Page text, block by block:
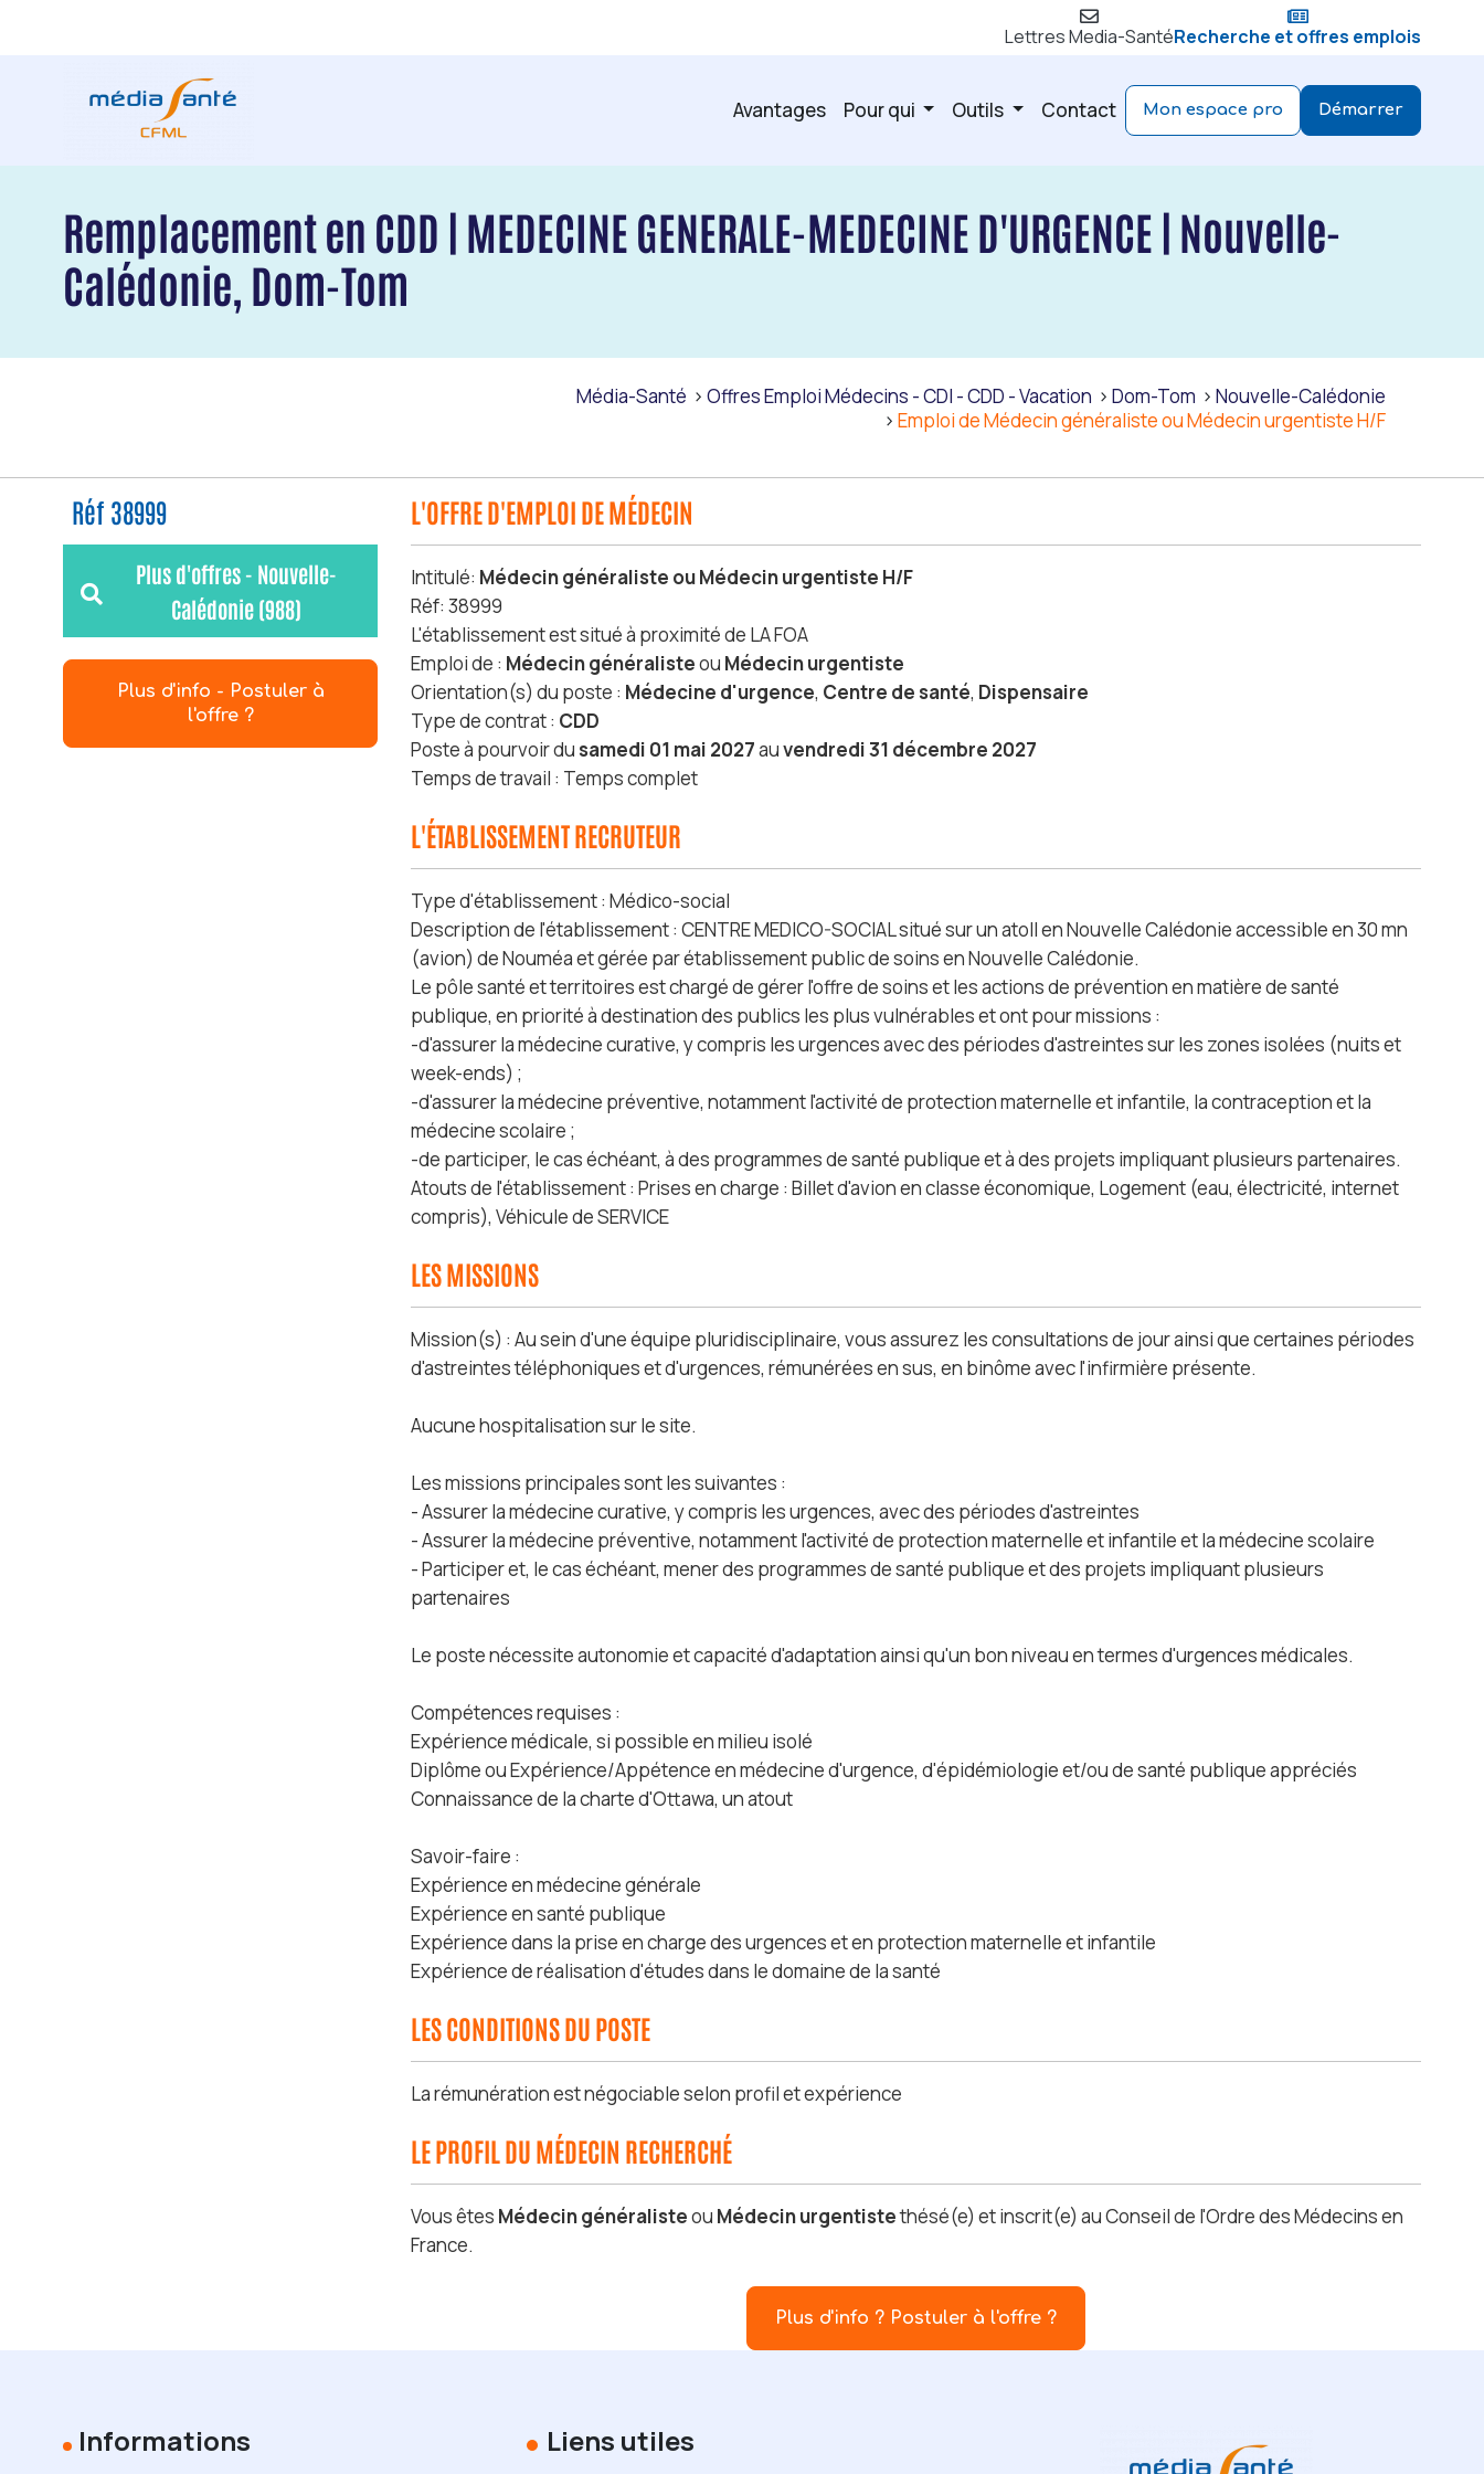
Lettres Media-SantéRecherche et offres emplois
Avantages Pour qui Outils Contact Démarrer
Mon espace pro
Remplacement en CDD | MEDECINE GENERALE-MEDECINE D'URGENCE | Nouvelle-
Calédonie, Dom-Tom
Média-Santé Offres Emploi Médecins - CDI - CDD - Vacation Dom-Tom
Nouvelle-Calédonie
Emploi de Médecin généraliste ou Médecin urgentiste H/F
Réf 38999
Plus d'offres - Nouvelle-
Calédonie (988)
Plus d'info - Postuler à
l'offre ?
L'OFFRE D'EMPLOI DE MÉDECIN
Intitulé: Médecin généraliste ou Médecin urgentiste H/F
Réf: 38999
L'établissement est situé à proximité de LA FOA
Emploi de : Médecin généralisteou Médecin urgentiste
Orientation(s) du poste : Médecine d'urgence, Centre de santé, Dispensaire
Type de contrat : CDD
Poste à pourvoir du samedi 01 mai 2027auvendredi 31 décembre 2027
Temps de travail : Temps complet
L'ÉTABLISSEMENT RECRUTEUR
Type d'établissement : Médico-social
Description de l'établissement : CENTRE MEDICO-SOCIAL situé sur un atoll en Nouvelle Calédonie accessible en 30 mn
(avion) de Nouméa et gérée par établissement public de soins en Nouvelle Calédonie.
Le pôle santé et territoires est chargé de gérer l'offre de soins et les actions de prévention en matière de santé
publique, en priorité à destination des publics les plus vulnérables et ont pour missions :
-d'assurer la médecine curative, y compris les urgences avec des périodes d'astreintes sur les zones isolées (nuits et
week-ends) ;
-d'assurer la médecine préventive, notamment l'activité de protection maternelle et infantile, la contraception et la
médecine scolaire ;
-de participer, le cas échéant, à des programmes de santé publique et à des projets impliquant plusieurs partenaires.
Atouts de l'établissement : Prises en charge : Billet d'avion en classe économique, Logement (eau, électricité, internet
compris), Véhicule de SERVICE
LES MISSIONS
Mission(s) : Au sein d'une équipe pluridisciplinaire, vous assurez les consultations de jour ainsi que certaines périodes
d'astreintes téléphoniques et d'urgences, rémunérées en sus, en binôme avec l'infirmière présente.
Aucune hospitalisation sur le site.
Les missions principales sont les suivantes :
- Assurer la médecine curative, y compris les urgences, avec des périodes d'astreintes
- Assurer la médecine préventive, notamment l'activité de protection maternelle et infantile et la médecine scolaire
- Participer et, le cas échéant, mener des programmes de santé publique et des projets impliquant plusieurs
partenaires
Le poste nécessite autonomie et capacité d'adaptation ainsi qu'un bon niveau en termes d'urgences médicales.
Compétences requises :
Expérience médicale, si possible en milieu isolé
Diplôme ou Expérience/Appétence en médecine d'urgence, d'épidémiologie et/ou de santé publique appréciés
Connaissance de la charte d'Ottawa, un atout
Savoir-faire :
Expérience en médecine générale
Expérience en santé publique
Expérience dans la prise en charge des urgences et en protection maternelle et infantile
Expérience de réalisation d'études dans le domaine de la santé
LES CONDITIONS DU POSTE
La rémunération est négociable selon profil et expérience
LE PROFIL DU MÉDECIN RECHERCHÉ
Vous êtes Médecin généralisteou Médecin urgentistethésé(e) et inscrit(e) au Conseil de l'Ordre des Médecins en
France.
Plus d'info ? Postuler à l'offre ?
Informations Liens utiles